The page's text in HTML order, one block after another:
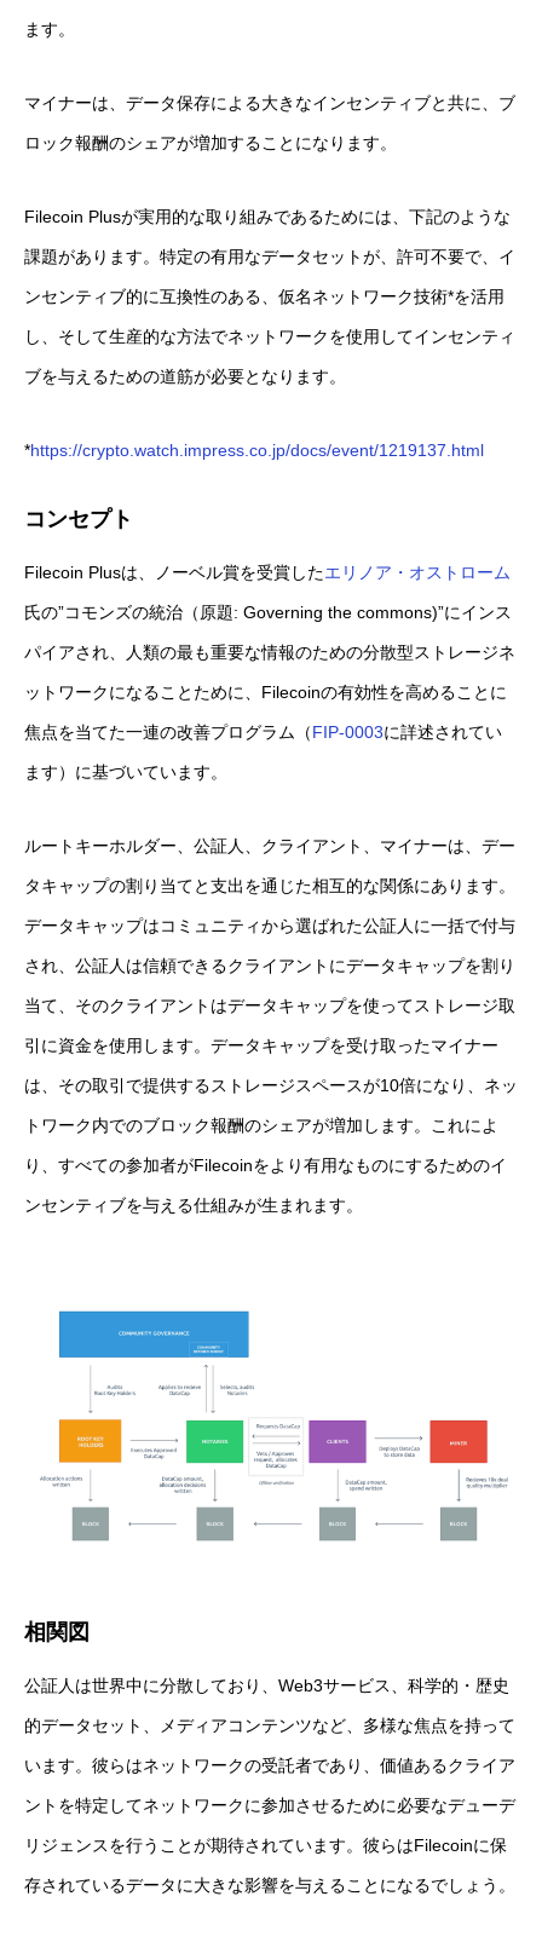
ます。
マイナーは、データ保存による大きなインセンティブと共に、ブ
ロック報酬のシェアが増加することになります。
Filecoin Plusが実用的な取り組みであるためには、下記のような
課題があります。特定の有用なデータセットが、許可不要で、イ
ンセンティブ的に互換性のある、仮名ネットワーク技術*を活用
し、そして生産的な方法でネットワークを使用してインセンティ
ブを与えるための道筋が必要となります。
*https://crypto.watch.impress.co.jp/docs/event/1219137.html
コンセプト
Filecoin Plusは、ノーベル賞を受賞したエリノア・オストローム
氏の”コモンズの統治（原題: Governing the commons)”にインス
パイアされ、人類の最も重要な情報のための分散型ストレージネ
ットワークになることために、Filecoinの有効性を高めることに
焦点を当てた一連の改善プログラム（FIP-0003に詳述されてい
ます）に基づいています。
ルートキーホルダー、公証人、クライアント、マイナーは、デー
タキャップの割り当てと支出を通じた相互的な関係にあります。
データキャップはコミュニティから選ばれた公証人に一括で付与
され、公証人は信頼できるクライアントにデータキャップを割り
当て、そのクライアントはデータキャップを使ってストレージ取
引に資金を使用します。データキャップを受け取ったマイナー
は、その取引で提供するストレージスペースが10倍になり、ネッ
トワーク内でのブロック報酬のシェアが増加します。これによ
り、すべての参加者がFilecoinをより有用なものにするためのイ
ンセンティブを与える仕組みが生まれます。
相関図
公証人は世界中に分散しており、Web3サービス、科学的・歴史
的データセット、メディアコンテンツなど、多様な焦点を持って
います。彼らはネットワークの受託者であり、価値あるクライア
ントを特定してネットワークに参加させるために必要なデューデ
リジェンスを行うことが期待されています。彼らはFilecoinに保
存されているデータに大きな影響を与えることになるでしょう。